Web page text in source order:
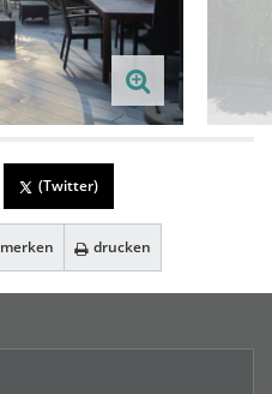
(Twitter)
merken drucken